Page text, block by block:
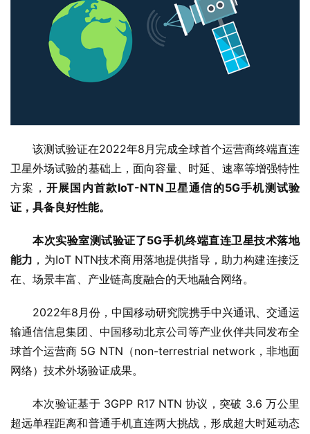
该测试验证在2022年8月完成全球首个运营商终端直连
卫星外场试验的基础上，面向容量、时延、速率等增强特性
方案， 开展国内首款IoT-NTN卫星通信的5G手机测试验
证，具备良好性能。
本次实验室测试验证了5G手机终端直连卫星技术落地
能力 ，为IoT NTN技术商用落地提供指导，助力构建连接泛
在、场景丰富、产业链高度融合的天地融合网络。
2022年8月份，中国移动研究院携手中兴通讯、交通运
输通信信息集团、中国移动北京公司等产业伙伴共同发布全
球首个运营商 5G NTN（non-terrestrial network，非地面
网络）技术外场验证成果。
本次验证基于 3GPP R17 NTN 协议，突破 3.6 万公里
超远单程距离和普通手机直连两大挑战，形成超大时延动态